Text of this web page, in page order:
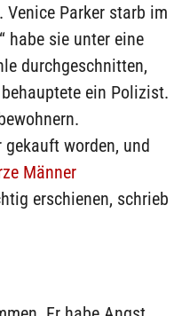
Venice Parker starb im
habe sie unter eine
durchgeschnitten,
ein Polizist.
worden, und
Männer
erschienen, schrieb